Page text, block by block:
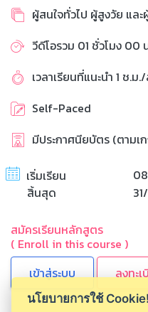
ผู้สนใจทั่วไป ผู้สูงวัย แล
วีดีโอรวม 01 ชั่วโมง 00
เวลาเรียนที่แนะนำ 1 ช.ม
Self-Paced
มีประกาศนียบัตร (ตาม
เริ่มเรียน
สิ้นสุด
สมัครเรียนหลักสูตร
( Enroll in this course )
ลงทะ
นโยบายการใช้ Cookie!